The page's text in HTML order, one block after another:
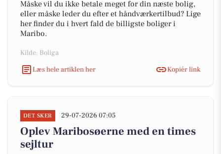
Måske vil du ikke betale meget for din næste bolig,
eller måske leder du efter et håndværkertilbud? Lige
her finder du i hvert fald de billigste boliger i
Maribo.
Kilde: Boliga
Læs hele artiklen her
Kopiér link
DET SKER 29-07-2026 07:05
Oplev Maribosøerne med en times
sejltur